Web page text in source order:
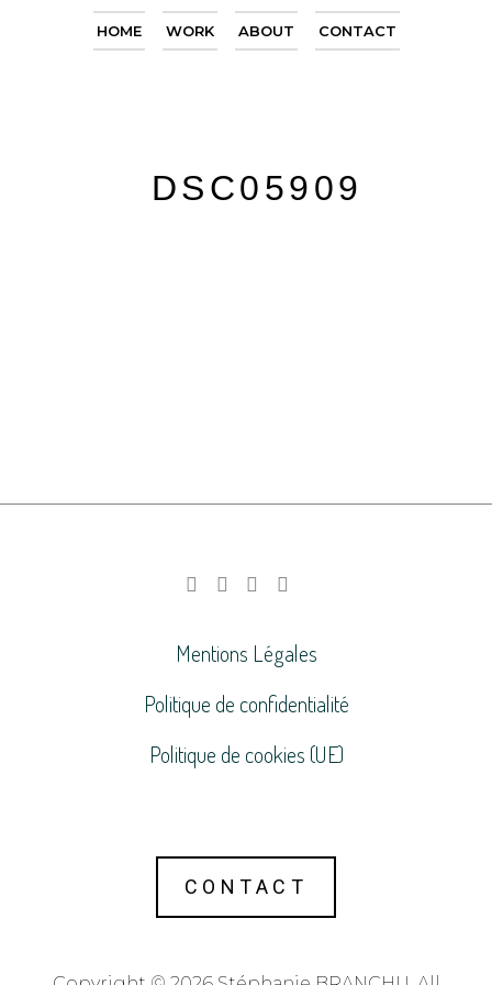
HOME WORK ABOUT CONTACT
DSC05909
Mentions Légales
Politique de confidentialité
Politique de cookies (UE)
CONTACT